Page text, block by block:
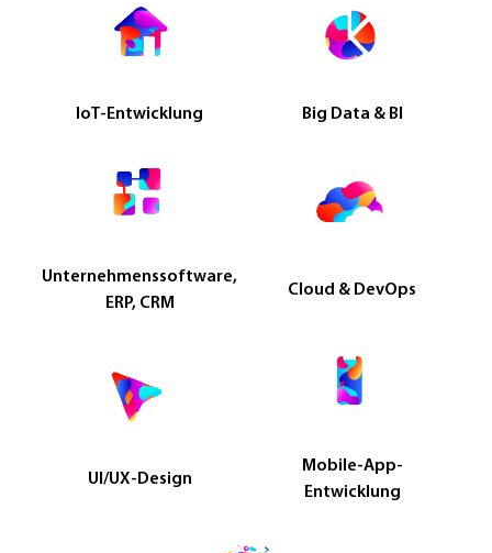
IoT-Entwicklung Big Data & BI
Unternehmenssoftware,
ERP, CRM
Cloud & DevOps
UI/UX-Design
Mobile-App-
Entwicklung